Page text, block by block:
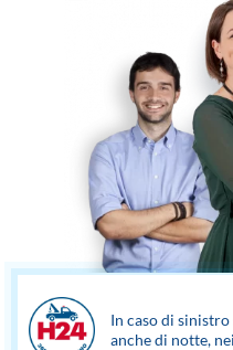
In caso di
anche di notte,